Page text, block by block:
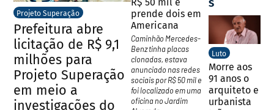
Projeto Superação
Prefeitura abre
licitação de R$ 9,1
milhões para
Projeto Superação
em meio a
investigações do
R$ 50 mil e
prende dois em
Americana
Caminhão Mercedes-
Benz tinha placas
clonadas, estava
anunciado nas redes
sociais por R$ 50 mil e
foi localizado em uma
oficina no Jardim
S
Luto
Morre aos
91 anos o
arquiteto e
urbanista